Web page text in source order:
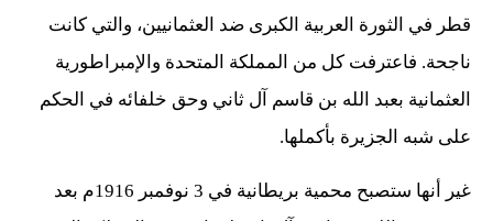
قطر في الثورة العربية الكبرى ضد العثمانيين، والتي كانت
ناجحة. فاعترفت كل من المملكة المتحدة والإمبراطورية
العثمانية بعبد الله بن قاسم آل ثاني وحق خلفائه في الحكم
على شبه الجزيرة بأكملها.
غير أنها ستصبح محمية بريطانية في 3 نوفمبر 1916م بعد